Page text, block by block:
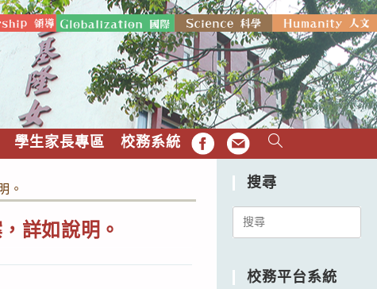
學生家長專區 校務系統 FB EMAIL
。
詳如說明。
搜尋
Search
校務平台系統